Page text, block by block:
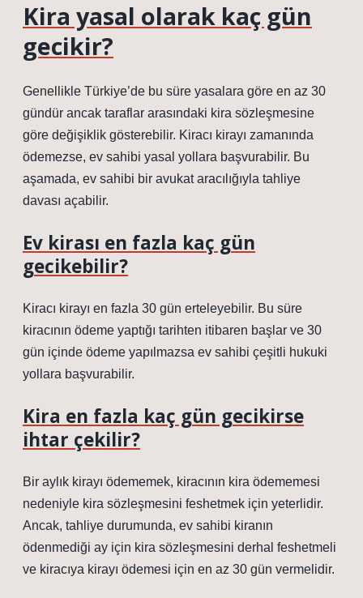
Kira yasal olarak kaç gün
gecikir?
Genellikle Türkiye’de bu süre yasalara göre en az 30
gündür ancak taraflar arasındaki kira sözleşmesine
göre değişiklik gösterebilir. Kiracı kirayı zamanında
ödemezse, ev sahibi yasal yollara başvurabilir. Bu
aşamada, ev sahibi bir avukat aracılığıyla tahliye
davası açabilir.
Ev kirası en fazla kaç gün
gecikebilir?
Kiracı kirayı en fazla 30 gün erteleyebilir. Bu süre
kiracının ödeme yaptığı tarihten itibaren başlar ve 30
gün içinde ödeme yapılmazsa ev sahibi çeşitli hukuki
yollara başvurabilir.
Kira en fazla kaç gün gecikirse
ihtar çekilir?
Bir aylık kirayı ödememek, kiracının kira ödememesi
nedeniyle kira sözleşmesini feshetmek için yeterlidir.
Ancak, tahliye durumunda, ev sahibi kiranın
ödenmediği ay için kira sözleşmesini derhal feshetmeli
ve kiracıya kirayı ödemesi için en az 30 gün vermelidir.